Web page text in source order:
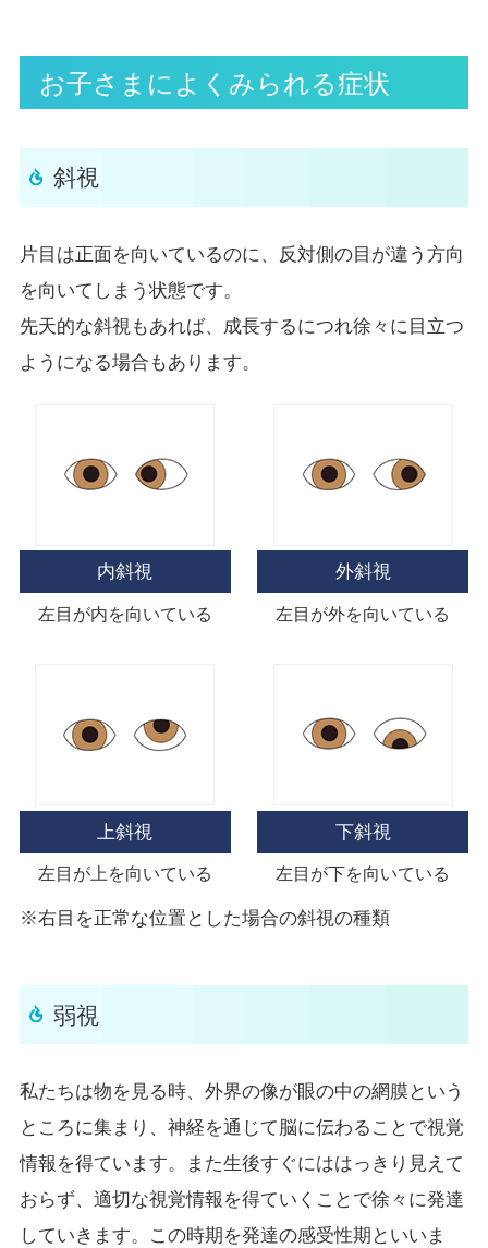
お子さまによくみられる症状
斜視
片目は正面を向いているのに、反対側の目が違う方向
を向いてしまう状態です。
先天的な斜視もあれば、成長するにつれ徐々に目立つ
ようになる場合もあります。
内斜視
左目が内を向いている
外斜視
左目が外を向いている
上斜視
左目が上を向いている
下斜視
左目が下を向いている
※右目を正常な位置とした場合の斜視の種類
弱視
私たちは物を見る時、外界の像が眼の中の網膜という
ところに集まり、神経を通じて脳に伝わることで視覚
情報を得ています。また生後すぐにははっきり見えて
おらず、適切な視覚情報を得ていくことで徐々に発達
していきます。この時期を発達の感受性期といいま